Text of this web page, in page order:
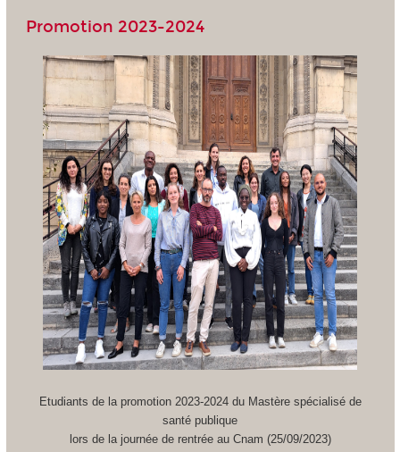
Promotion 2023-2024
Etudiants de la promotion 2023-2024 du Mastère spécialisé de
santé publique
lors de la journée de rentrée au Cnam (25/09/2023)